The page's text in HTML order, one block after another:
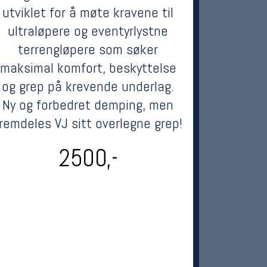
utviklet for å møte kravene til
ultraløpere og eventyrlystne
terrengløpere som søker
maksimal komfort, beskyttelse
og grep på krevende underlag.
Ny og forbedret demping, men
VJ sitt overlegne grep!
2500,-